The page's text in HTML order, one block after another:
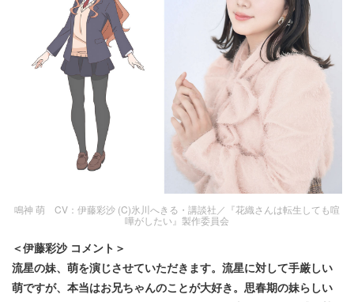
鳴神 萌 CV：伊藤彩沙 (C)氷川へきる・講談社／『花織さんは転生しても喧
嘩がしたい』製作委員会
＜伊藤彩沙 コメント＞
流星の妹、萌を演じさせていただきます。流星に対して手厳しい
萌ですが、本当はお兄ちゃんのことが大好き。思春期の妹らしい